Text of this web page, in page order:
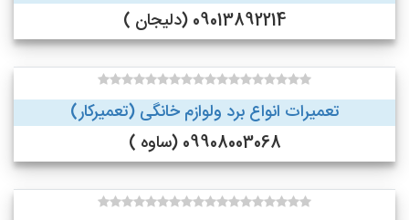
09013892214 (دلیجان )
تعمیرات انواع برد ولوازم خانگی (تعمیرکار)
09908003068 (ساوه )